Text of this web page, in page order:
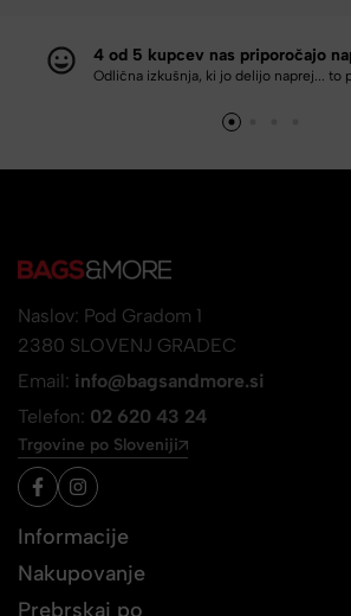
4 od 5 kupcev nas priporočajo
Odlična izkušnja, ki jo delijo naprej... to
Naslov: Pod Gradom 1
2380 SLOVENJ GRADEC
Email: info@bagsandmore.si
Telefon: 02 620 43 24
Trgovine po Sloveniji
Informacije
Nakupovanje
Prebrskaj po